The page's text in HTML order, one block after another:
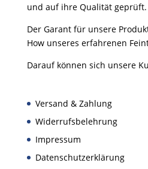
und auf ihre Qualität geprüft.
Der Garant für unsere
How unseres erfahrenen
Darauf können sich unsere
Versand & Zahlung
Widerrufsbelehrung
Impressum
Datenschutzerklärung